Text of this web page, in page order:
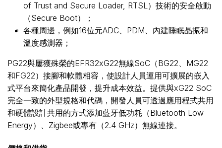
of Trust and Secure Loader, RTSL）技術的安全啟動
（Secure Boot）；
各種周邊，例如16位元ADC、PDM、內建睡眠晶振和
溫度感測器；
PG22與屢獲殊榮的EFR32xG22無線SoC（BG22、MG22
和FG22）接腳和軟體相容，使設計人員運用可擴展的嵌入
式平台來簡化產品開發，提升成本效益。提供與xG22 SoC
完全一致的外型規格和代碼，開發人員可透過應用程式共用
和硬體設計共用的方式添加藍牙低功耗（Bluetooth Low
Energy）、Zigbee或專有（2.4 GHz）無線連接。